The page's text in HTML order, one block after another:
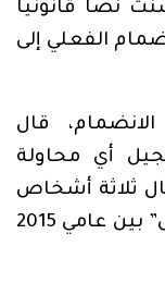
نصا قانونيا
الفعلي إلى
قال
أي محاولة
تم اعتقال ثلاثة أشخاص
حاولوا الانضمام إلى صفوف “داعش” بين عامي 2015